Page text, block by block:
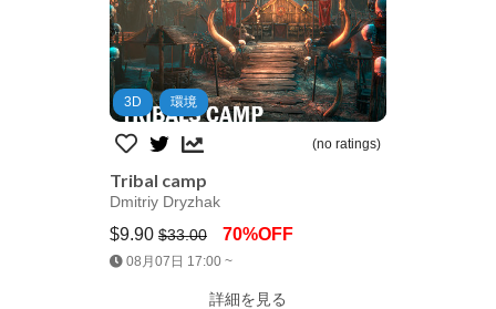
3D 環境
(no ratings)
Tribal camp
Dmitriy Dryzhak
$9.90 $33.00 70%OFF
08月07日 17:00 ~
詳細を見る
Jump AssetStore